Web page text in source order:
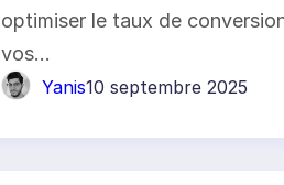
optimiser le taux de
vos…
Yanis10 septembre 2025